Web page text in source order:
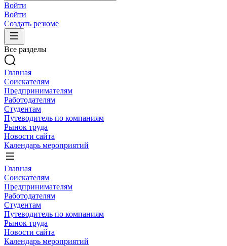
Войти
Войти
Создать резюме
Все разделы
Главная
Соискателям
Предпринимателям
Работодателям
Студентам
Путеводитель по компаниям
Рынок труда
Новости сайта
Календарь мероприятий
Главная
Соискателям
Предпринимателям
Работодателям
Студентам
Путеводитель по компаниям
Рынок труда
Новости сайта
Календарь мероприятий